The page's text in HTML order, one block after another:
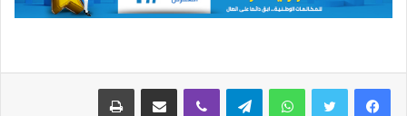
واتساب تيلقرام ڤايبر مشاركة عبر البريد طباعة